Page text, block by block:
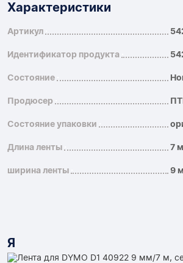
Характеристики
Артикул
Идентификатор продукта
Состояние
Продюсер
Состояние упаковки
Длина ленты 7 м
ширина ленты 9
Я